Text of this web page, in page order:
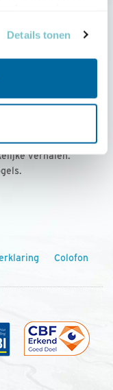
Details tonen
per jaar
met
verhalen.
Colofon